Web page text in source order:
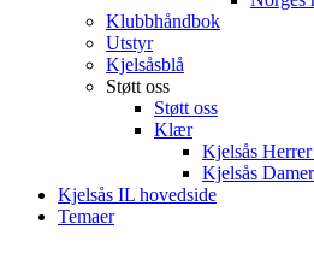
Klubbhåndbok
Utstyr
Kjelsåsblå
Støtt oss
Støtt oss
Klær
Kjelsås
Kjelsås
Kjelsås IL hovedside
Temaer